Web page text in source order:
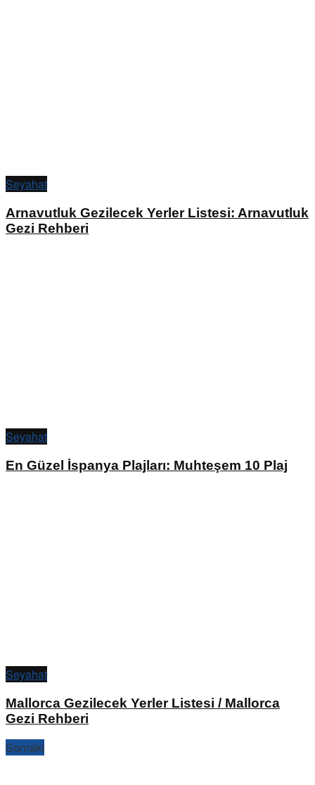
Seyahat
Arnavutluk Gezilecek Yerler Listesi: Arnavutluk
Gezi Rehberi
Seyahat
En Güzel İspanya Plajları: Muhteşem 10 Plaj
Seyahat
Mallorca Gezilecek Yerler Listesi / Mallorca
Gezi Rehberi
Sonraki